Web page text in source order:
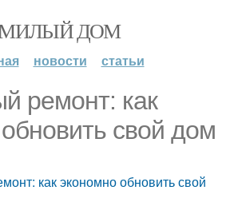
ДОМ
новости статьи
ремонт: как
свой дом
как экономно обновить свой